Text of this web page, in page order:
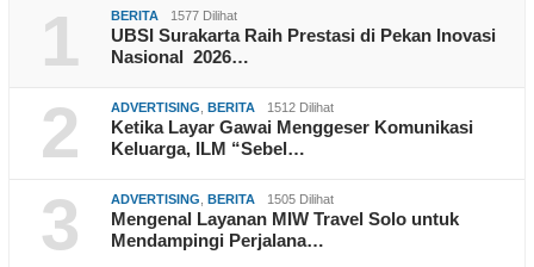
1 BERITA 1577 Dilihat
UBSI Surakarta Raih Prestasi di Pekan Inovasi
Nasional 2026…
2 ADVERTISING BERITA 1512 Dilihat
Ketika Layar Gawai Menggeser Komunikasi
Keluarga, ILM “Sebel…
3 ADVERTISING BERITA 1505 Dilihat
Mengenal Layanan MIW Travel Solo untuk
Mendampingi Perjalana…